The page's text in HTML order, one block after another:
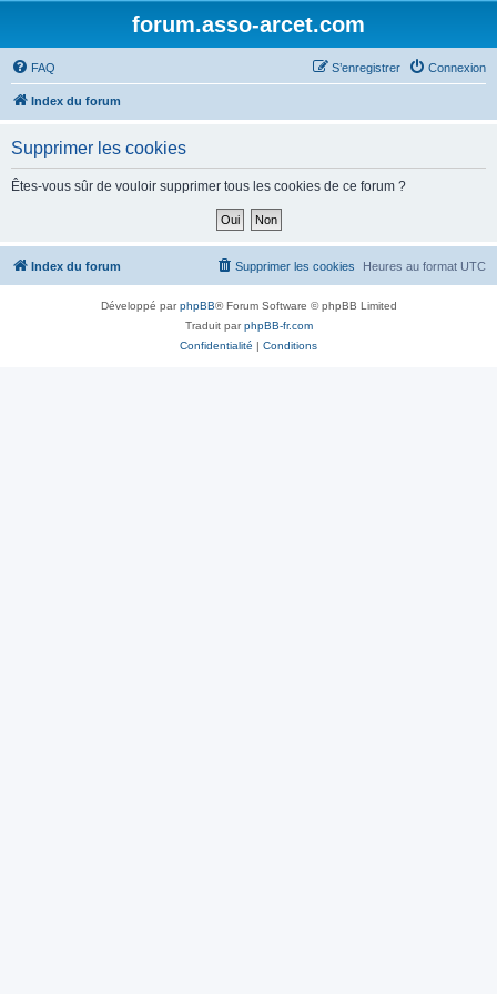
forum.asso-arcet.com
FAQ Connexion
S’enregistrer
Index du forum
Supprimer les cookies
Êtes-vous sûr de vouloir supprimer tous les cookies de ce forum ?
Index du forum Heures au format UTC
Supprimer les cookies
Développé parphpBB® Forum Software © phpBB Limited
Traduit parphpBB-fr.com
Confidentialité | Conditions